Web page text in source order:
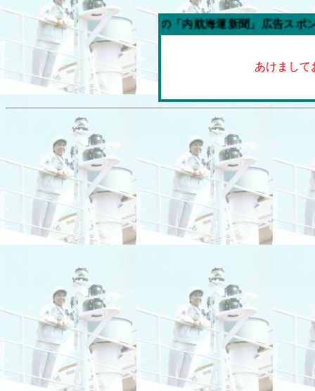
今週の「内航海運新聞」広告スポンサー企業
あけまして